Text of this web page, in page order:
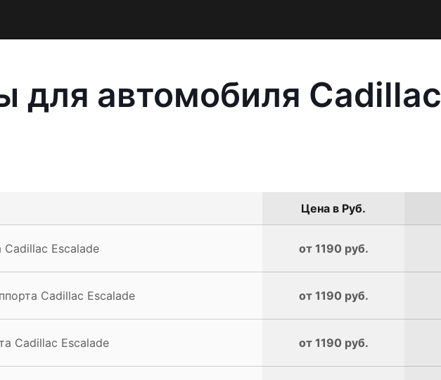
для автомобиля Cadillac
Цена в Руб.
Escalade от 1190 руб.
Cadillac Escalade от 1190 руб.
Cadillac Escalade от 1190 руб.